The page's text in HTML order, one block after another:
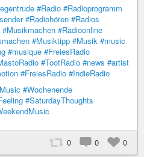
#Radio #Radioprogramm
#Radiohören #Radios
#Musikmachen #Radioonline
#Musiktipp #Musik #music
#musique #FreiesRadio
#TootRadio #news #artist
#FreiesRadio #IndieRadio
#Wochenende
#SaturdayThoughts
0 0 0